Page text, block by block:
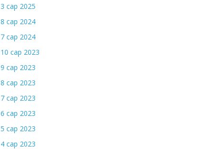
3 сар 2025
8 сар 2024
7 сар 2024
10 сар 2023
9 сар 2023
8 сар 2023
7 сар 2023
6 сар 2023
5 сар 2023
4 сар 2023